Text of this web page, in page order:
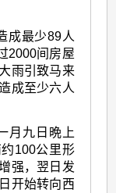
成最少89人
2000间房屋
雨引致马来
成至少六人
月九日晩上
100公里形
强，翌日发
开始转向西